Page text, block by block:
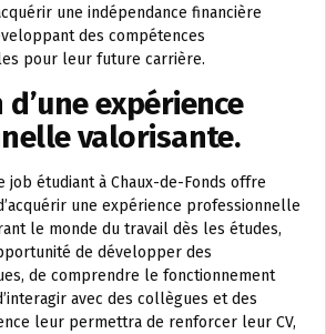
une indépendance financière
des compétences
pour leur future carrière.
expérience
valorisante.
job étudiant à Chaux-de-Fonds offre
une expérience professionnelle
le monde du travail dès les études,
de développer des
de comprendre le fonctionnement
avec des collègues et des
leur permettra de renforcer leur CV,